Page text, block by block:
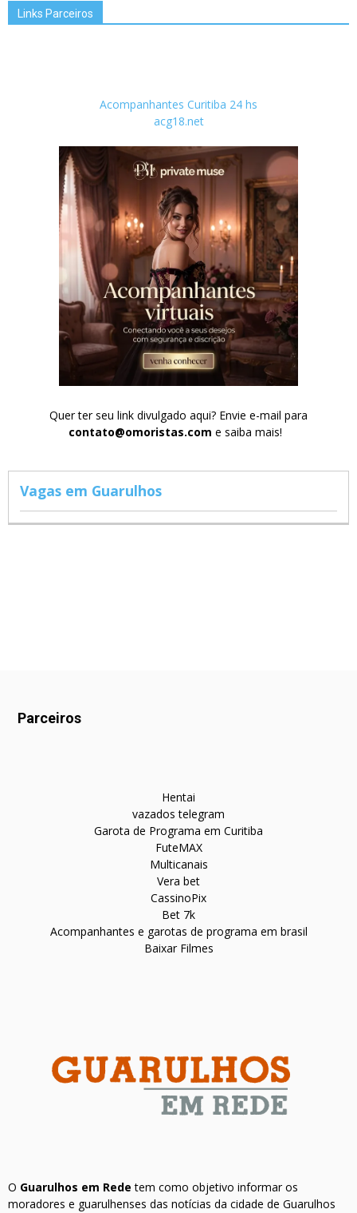
Links Parceiros
Acompanhantes Curitiba 24 hs
acg18.net
Quer ter seu link divulgado aqui? Envie e-mail para
contato@omoristas.com e saiba mais!
Vagas em Guarulhos
Parceiros
Hentai
vazados telegram
Garota de Programa em Curitiba
FuteMAX
Multicanais
Vera bet
CassinoPix
Bet 7k
Acompanhantes e garotas de programa em brasil
Baixar Filmes
O Guarulhos em Rede tem como objetivo informar os
moradores e guarulhenses das notícias da cidade de Guarulhos